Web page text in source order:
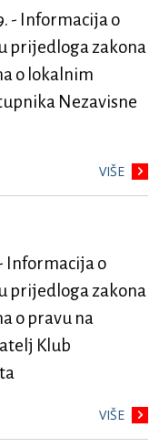
- Informacija o
prijedloga zakona
o lokalnim
Nezavisne
VIŠE
Informacija o
prijedloga zakona
o pravu na
Klub
VIŠE